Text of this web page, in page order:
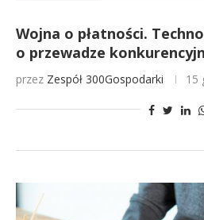
Wojna o płatności.
o przewadze
przez Zespół 300Gospodarki 15